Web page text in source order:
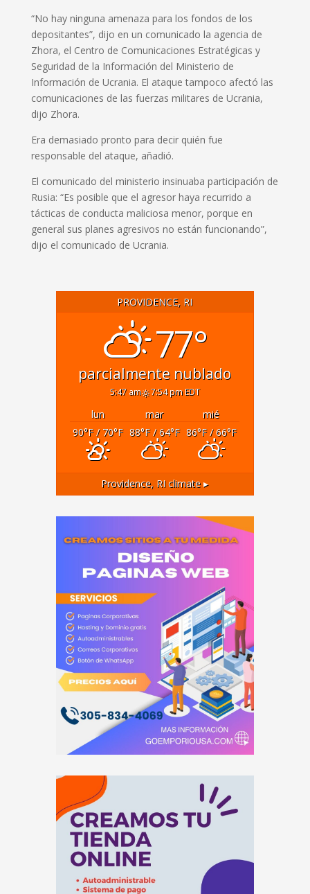
“No hay ninguna amenaza para los fondos de los
depositantes”, dijo en un comunicado la agencia de
Zhora, el Centro de Comunicaciones Estratégicas y
Seguridad de la Información del Ministerio de
Información de Ucrania. El ataque tampoco afectó las
comunicaciones de las fuerzas militares de Ucrania,
dijo Zhora.
Era demasiado pronto para decir quién fue
responsable del ataque, añadió.
El comunicado del ministerio insinuaba participación de
Rusia: “Es posible que el agresor haya recurrido a
tácticas de conducta maliciosa menor, porque en
general sus planes agresivos no están funcionando”,
dijo el comunicado de Ucrania.
PROVIDENCE, RI
77°
parcialmente nublado
5:47 am 7:54 pm EDT
lun mar
mié
90°F/ 70°F 88°F/ 64°F 86°F/ 66°F
Providence, RI climate ▸